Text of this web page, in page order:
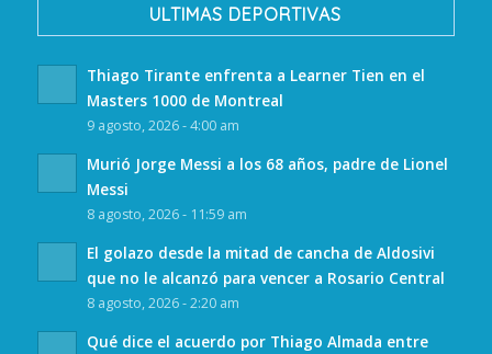
ULTIMAS DEPORTIVAS
Thiago Tirante enfrenta a Learner Tien en el
Masters 1000 de Montreal
9 agosto, 2026 - 4:00 am
Murió Jorge Messi a los 68 años, padre de Lionel
Messi
8 agosto, 2026 - 11:59 am
El golazo desde la mitad de cancha de Aldosivi
que no le alcanzó para vencer a Rosario Central
8 agosto, 2026 - 2:20 am
Qué dice el acuerdo por Thiago Almada entre